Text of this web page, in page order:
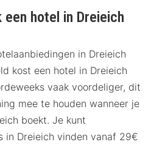
hotel in Dreieich
in Dreieich
kost een hotel in Dreieich
vaak voordeliger, dit
mee te houden wanneer je
boekt. Je kunt
in Dreieich vinden vanaf 29€